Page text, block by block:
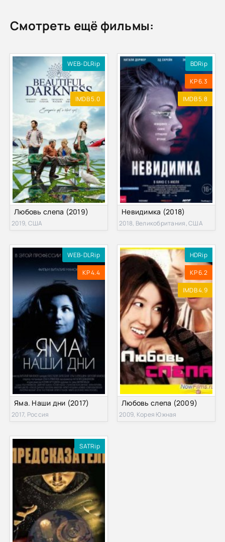
Смотреть ещё фильмы:
WEB-DLRip
IMDB 5.0
Любовь слепа (2019)
2019, США
BDRip
KP 6.3
IMDB 5.8
Невидимка (2018)
2018, Великобритания, США
WEB-DLRip
KP 4.4
Яма. Наши дни (2017)
2017, Россия
HDRip
KP 6.2
IMDB 4.9
Любовь слепа (2009)
2009, Корея Южная
SATRip